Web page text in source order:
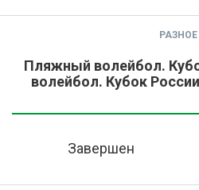
Спорт
РАЗНОЕ
Пляжный волейбол.
волейбол. Кубок
Завершен